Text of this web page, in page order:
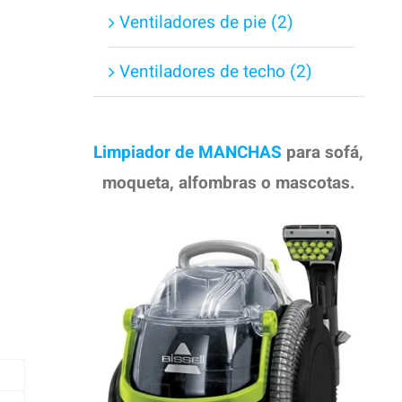
Ventiladores de pie (2)
Ventiladores de techo (2)
Limpiador de MANCHAS para sofá,
moqueta, alfombras o mascotas.